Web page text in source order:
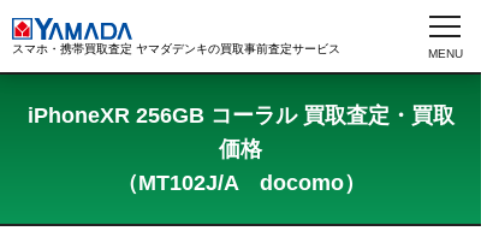
スマホ・携帯買取査定 ヤマダデンキの買取事前査定サービス
iPhoneXR 256GB コーラル 買取査定・買取
価格
（MT102J/A docomo）